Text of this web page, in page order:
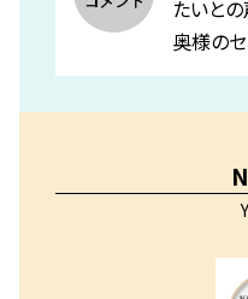
たいとの
奥様の